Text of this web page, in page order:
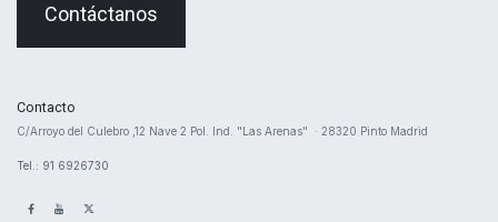
Contáctanos
Contacto
​C/Arroyo del Culebro ,12 Nave 2 ​Pol. Ind. "Las Arenas" · 28320 Pinto Madrid
Tel.: 91 6926730